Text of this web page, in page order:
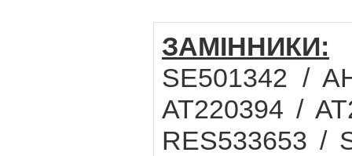
ЗАМІННИКИ:
SE501342 /
AT220394 /
RES533653 /